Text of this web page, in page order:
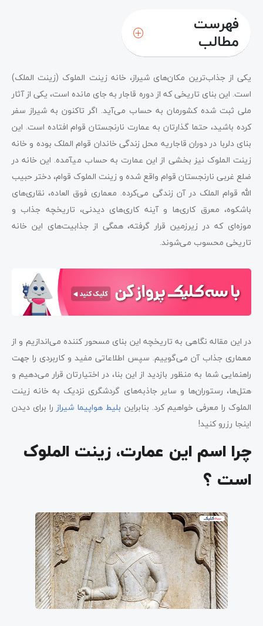
فهرست
مطالب
یکی از جذاب‌ترین مکان‌های شیراز، خانه زینت الملوک (زینت الملک)
است. این بنای تاریخی که از دوره قاجار به جای مانده است، یکی از آثار
ملی ثبت شده کشورمان به حساب می‌آید. اگر تاکنون به شیراز سفر
کرده باشید، حتما گذارتان به عمارت نارنجستان قوام افتاده است. این
بنای دلربا در دوران قاجاریه محل زندگی خاندان قوام الملک بوده و خانه
زینت الملوک نیز بخشی از این عمارت به حساب می­آمده. این خانه در
ضلع غربی نارنجستان قوام واقع شده و زینت الملوک قوام، دختر حبیب
الله قوام الملک در آن زندگی می‌کرده. معماری فوق العاده، نقاری‌های
باشکوه، معرق کاری‌ها و آینه کاری‌های دیدنی، تاریخچه جذاب و
موزه‌ای که در زیرزمین قرار گرفته، همگی از جذابیت‌های این خانه
تاریخی محسوب می‌شوند.
در این مقاله نگاهی به تاریخچه این بنای مسحور کننده می‌اندازیم و از
معماری جذاب آن می‌گوییم. سپس اطلاعاتی مفید و کاربردی را جهت
راهنمایی شما به منظور بازدید از این بنا، در اختیارتان قرار می‌دهیم و
هتل‌ها، رستوران‌ها و سایر جاذبه‌های گردشگری نزدیک به خانه زینت
الملوک را معرفی خواهیم کرد. بنابراین بلیط هواپیما شیراز را برای دیدن
اینجا رزرو کنید!
چرا اسم این عمارت، زینت الملوک
است ؟